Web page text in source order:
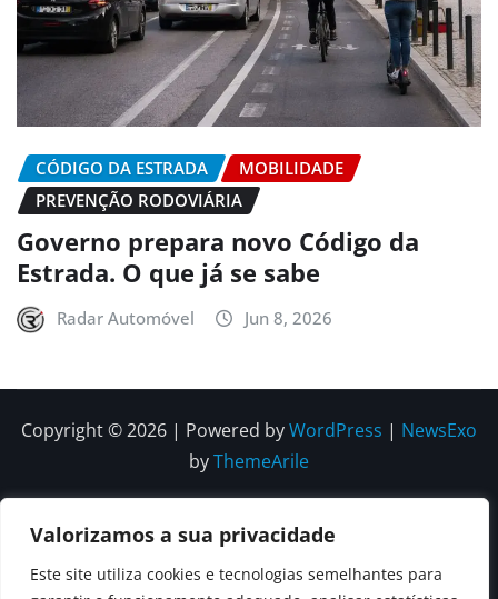
Valorizamos a sua privacidade
Este site utiliza cookies e tecnologias semelhantes para
CÓDIGO DA ESTRADA
MOBILIDADE
PREVENÇÃO RODOVIÁRIA
Governo prepara novo Código da
Estrada. O que já se sabe
Radar Automóvel Jun 8, 2026
Copyright © 2026 | Powered byWordPress | NewsExo
byThemeArile
Quem
Política de
Privacidade
Contactos